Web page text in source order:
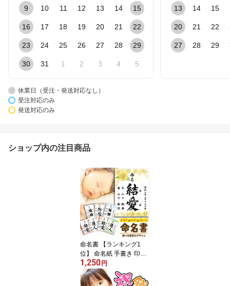
9 10 11 12 13 14 15
16 17 18 19 20 21 22
23 24 25 26 27 28 29
30 31 1 2 3 4 5
13 14 15
20 21 22
27 28 29
休業日（受注・発送対応なし）
受注対応のみ
発送対応のみ
ショップ内の注目商品
命名書 【ランキング1
位】 命名紙 手書き 印刷
プリント おしゃれ 代筆
モダン 季節柄 和柄 ニュ
ーボーンフォト 色紙 赤
1,250 円